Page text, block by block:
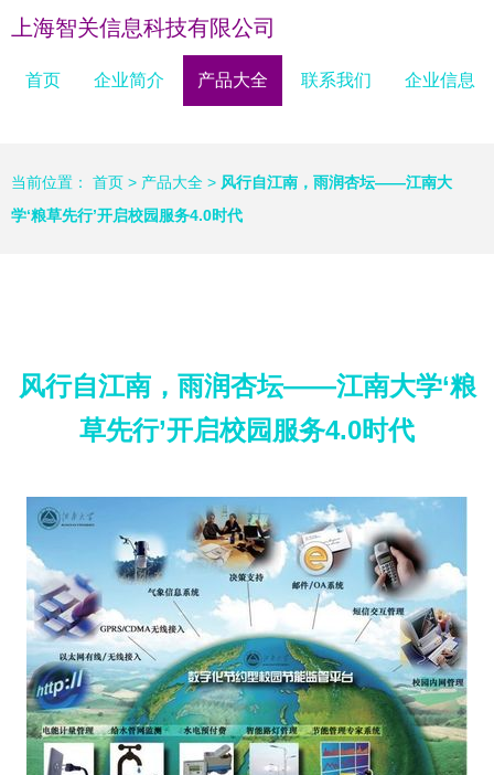
上海智关信息科技有限公司
首页 企业简介 产品大全 联系我们 企业信息
当前位置： 首页 > 产品大全 > 风行自江南，雨润杏坛——江南大
学‘粮草先行’开启校园服务4.0时代
风行自江南，雨润杏坛——江南大学‘粮
草先行’开启校园服务4.0时代